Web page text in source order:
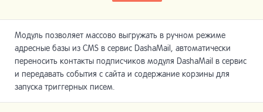
Модуль позволяет массово выгружать в ручном режиме
адресные базы из CMS в сервис DashaMail, автоматически
переносить контакты подписчиков модуля DashaMail в сервис
и передавать события с сайта и содержание корзины для
запуска триггерных писем.